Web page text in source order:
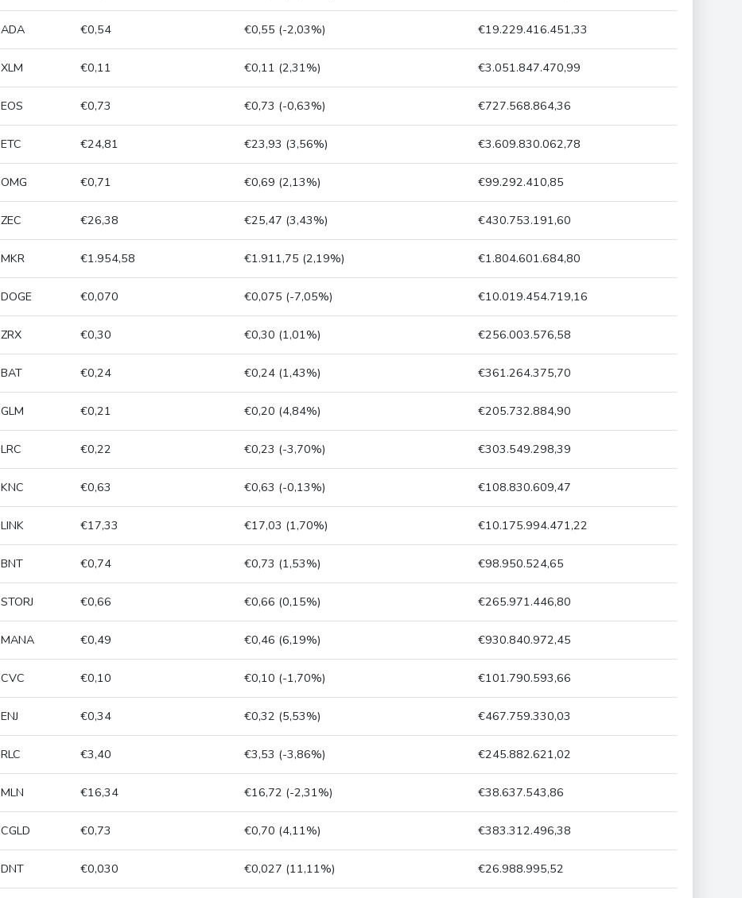
ADA €0,54 €0,55 (-2,03%) €19.229.416.451,33
XLM €0,11 €0,11 (2,31%) €3.051.847.470,99
EOS €0,73 €0,73 (-0,63%) €727.568.864,36
ETC €24,81 €23,93 (3,56%) €3.609.830.062,78
OMG €0,71 €0,69 (2,13%) €99.292.410,85
ZEC €26,38 €25,47 (3,43%) €430.753.191,60
MKR €1.954,58 €1.911,75 (2,19%) €1.804.601.684,80
DOGE €0,070 €0,075 (-7,05%) €10.019.454.719,16
ZRX €0,30 €0,30 (1,01%) €256.003.576,58
BAT €0,24 €0,24 (1,43%) €361.264.375,70
GLM €0,21 €0,20 (4,84%) €205.732.884,90
LRC €0,22 €0,23 (-3,70%) €303.549.298,39
KNC €0,63 €0,63 (-0,13%) €108.830.609,47
LINK €17,33 €17,03 (1,70%) €10.175.994.471,22
BNT €0,74 €0,73 (1,53%) €98.950.524,65
STORJ €0,66 €0,66 (0,15%) €265.971.446,80
MANA €0,49 €0,46 (6,19%) €930.840.972,45
CVC €0,10 €0,10 (-1,70%) €101.790.593,66
ENJ €0,34 €0,32 (5,53%) €467.759.330,03
RLC €3,40 €3,53 (-3,86%) €245.882.621,02
MLN €16,34 €16,72 (-2,31%) €38.637.543,86
CGLD €0,73 €0,70 (4,11%) €383.312.496,38
DNT €0,030 €0,027 (11,11%) €26.988.995,52